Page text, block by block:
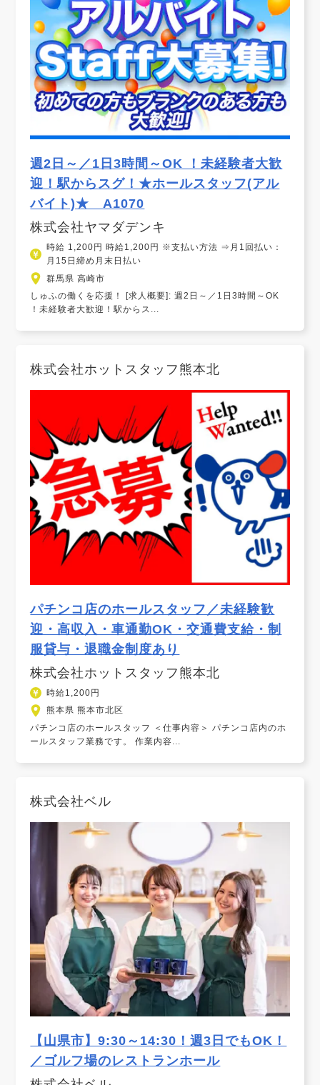
週2日～／1日3時間～OK ！未経験者大歓
迎！駅からスグ！★ホールスタッフ(アル
バイト)★ A1070
株式会社ヤマダデンキ
時給 1,200円 時給1,200円 ※支払い方法 ⇒月1回払い：
月15日締め月末日払い
群馬県 高崎市
しゅふの働くを応援！ [求人概要]: 週2日～／1日3時間～OK
！未経験者大歓迎！駅からス...
株式会社ホットスタッフ熊本北
パチンコ店のホールスタッフ／未経験歓
迎・高収入・車通勤OK・交通費支給・制
服貸与・退職金制度あり
株式会社ホットスタッフ熊本北
時給1,200円
熊本県 熊本市北区
パチンコ店のホールスタッフ ＜仕事内容＞ パチンコ店内のホ
ールスタッフ業務です。 作業内容...
株式会社ベル
【山県市】9:30～14:30！週3日でもOK！
／ゴルフ場のレストランホール